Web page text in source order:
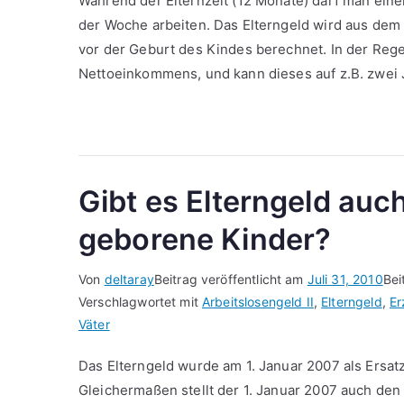
der Woche arbeiten. Das Elterngeld wird aus
vor der Geburt des Kindes berechnet. In der
Nettoeinkommens, und kann dieses auf z.B.
Gibt es Elterngeld
geborene Kinder?
Von deltarayBeitrag veröffentlicht am Juli 31, 2010
Verschlagwortet mitArbeitslosengeld II, Elterngeld,
Väter
Das Elterngeld wurde am 1. Januar 2007 als
Gleichermaßen stellt der 1. Januar 2007 auch